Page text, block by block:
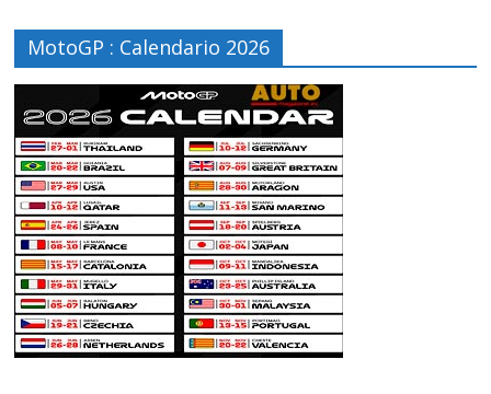
MotoGP : Calendario 2026